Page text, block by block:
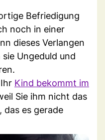
Befriedigung
noch in einer
dieses Verlangen
Ungeduld und
Kind bekommt im
Sie ihm nicht das
das es gerade